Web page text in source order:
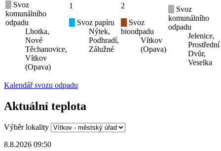
Svoz
komunálního
odpadu
Lhotka,
Nové
Těchanovice,
Vítkov
(Opava)
1
Svoz papíru
Nýtek,
Podhradí,
Zálužné
2
Svoz
bioodpadu
Vítkov
(Opava)
Svoz
komunálního
odpadu
Jelenice,
Prostřední
Dvůr,
Veselka
Kalendář svozu odpadu
Aktuální teplota
Výběr lokality
8.8.2026 09:50